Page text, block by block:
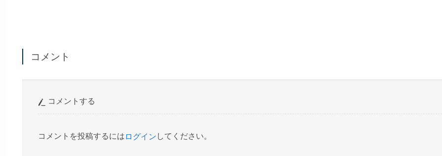
コメント
コメントする
コメントを投稿するには ログイン してください。